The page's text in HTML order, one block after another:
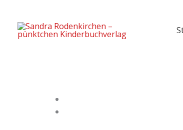
springen
diebische